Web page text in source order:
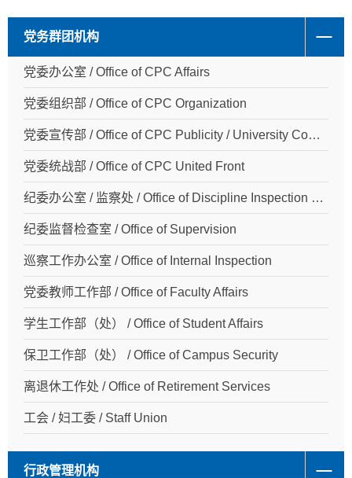
党务群团机构
党委办公室 / Office of CPC Affairs
党委组织部 / Office of CPC Organization
党委宣传部 / Office of CPC Publicity / University Communications
党委统战部 / Office of CPC United Front
纪委办公室 / 监察处 / Office of Discipline Inspection Commission
纪委监督检查室 / Office of Supervision
巡察工作办公室 / Office of Internal Inspection
党委教师工作部 / Office of Faculty Affairs
学生工作部（处） / Office of Student Affairs
保卫工作部（处） / Office of Campus Security
离退休工作处 / Office of Retirement Services
工会 / 妇工委 / Staff Union
行政管理机构